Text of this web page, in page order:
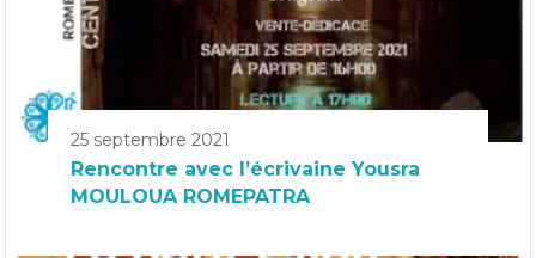
25 septembre 2021
Rencontre avec l’écrivaine Yousra
MOULOUA ROMEPATRA